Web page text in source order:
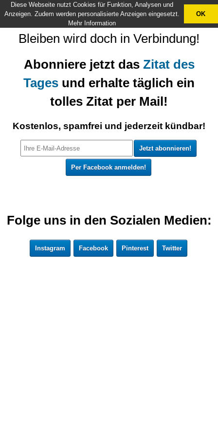
Bleiben wird doch in Verbindung!
Abonniere jetzt das Zitat des
Tages und erhalte täglich ein
tolles Zitat per Mail!
Kostenlos, spamfrei und jederzeit kündbar!
Per Facebook anmelden!
Folge uns in den Sozialen Medien:
Instagram Facebook Pinterest Twitter
X
Diese Webseite nutzt Cookies für Funktion, Analysen und
Anzeigen. Zudem werden personalisierte Anzeigen eingesetzt.
Mehr Information
OK